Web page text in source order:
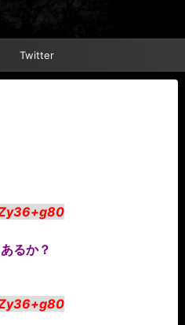
Twitter
るか？